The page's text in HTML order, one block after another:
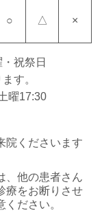
○ △ ×
祝祭日
す。
曜17:30
院くださいます
、他の患者さん
療をお断りさせ
ださい。